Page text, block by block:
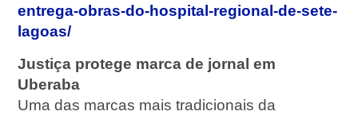
entrega-obras-do-hospital-regional-de-sete-
lagoas/
Justiça protege marca de jornal em
Uberaba
Uma das marcas mais tradicionais da